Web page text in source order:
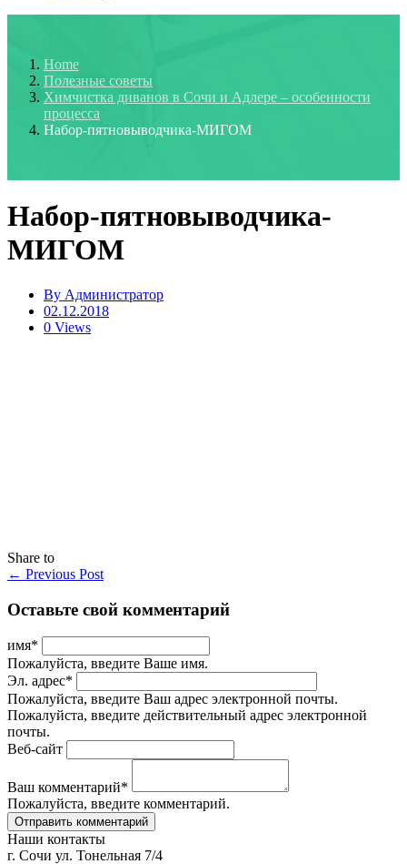
Home
Полезные советы
Химчистка диванов в Сочи и Адлере – особенности
процесса
Набор-пятновыводчика-МИГОМ
Набор-пятновыводчика-
МИГОМ
By Администратор
02.12.2018
0 Views
Share to
← Previous Post
Оставьте свой комментарий
имя*
Пожалуйста, введите Ваше имя.
Эл. адрес*
Пожалуйста, введите Ваш адрес электронной почты.
Пожалуйста, введите действительный адрес электронной
почты.
Веб-сайт
Ваш комментарий*
Пожалуйста, введите комментарий.
Наши контакты
г. Сочи ул. Тонельная 7/4